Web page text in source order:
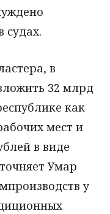
судах.
в
32 млрд
как
мест и
в виде
Умар
у